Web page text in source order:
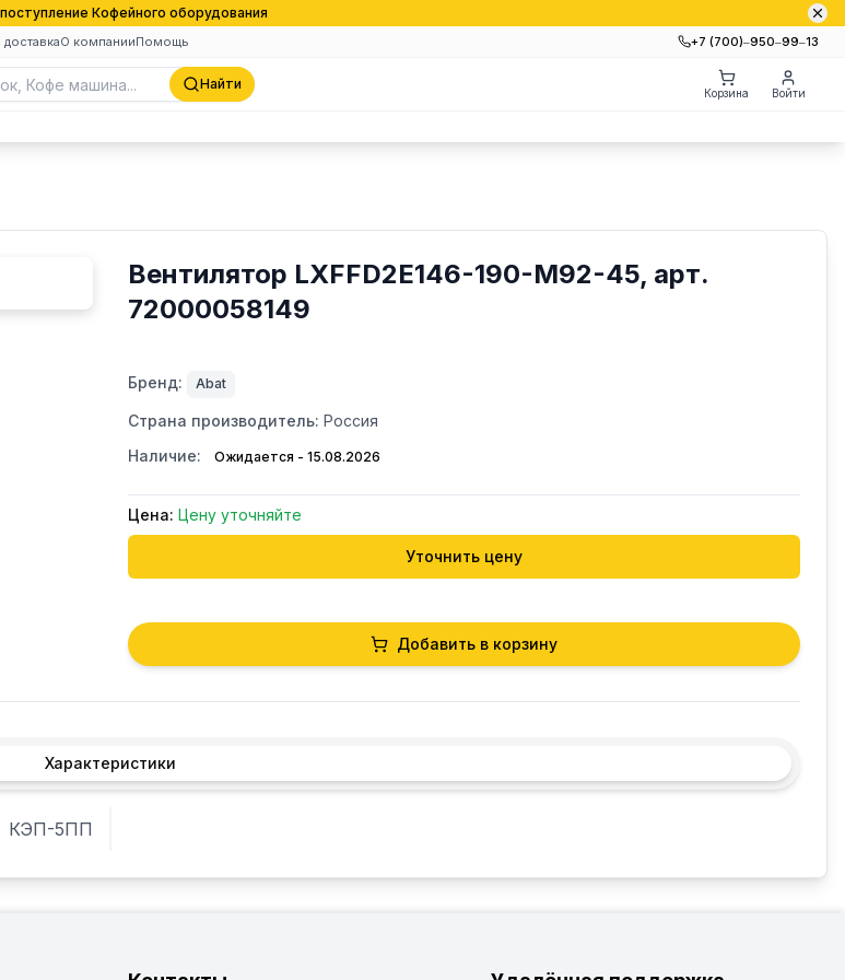
Кофейного оборудования
доставкаО компанииПомощь +7 (700)‒950‒99‒13
Найти
Корзина Войти
Вентилятор LXFFD2E146-190-M92-45, арт.
72000058149
Бренд: Abat
Страна производитель: Россия
Наличие:
Ожидается - 15.08.2026
Цена: Цену уточняйте
Уточнить цену
Добавить в корзину
Характеристики
КЭП-5ПП